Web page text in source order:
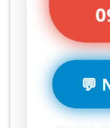
💬